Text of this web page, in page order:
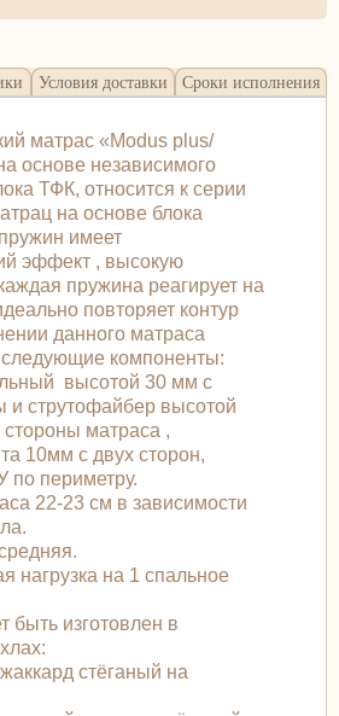
Условия доставки Сроки исполнения
матрас «Modus plus/
основе независимого
ТФК, относится к серии
на основе блока
имеет
эффект , высокую
пружина реагирует на
повторяет контур
данного матраса
следующие компоненты:
высотой 30 мм с
и струтофайбер высотой
матраса ,
10мм с двух сторон,
по периметру.
22-23 см в зависимости
нагрузка на 1 спальное
быть изготовлен в
стёганый на